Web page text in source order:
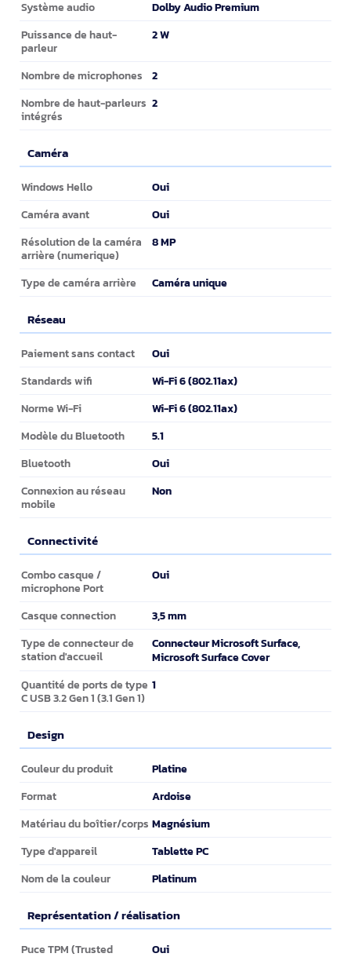
Système audio Dolby Audio Premium
Puissance de haut-
parleur
2 W
Nombre de microphones 2
Nombre de haut-parleurs
intégrés
2
Caméra
Caméra
Windows Hello Oui
Caméra avant Oui
Résolution de la caméra
arrière (numerique)
8 MP
Type de caméra arrière Caméra unique
Réseau
Réseau
Paiement sans contact Oui
Standards wifi Wi-Fi 6 (802.11ax)
Norme Wi-Fi Wi-Fi 6 (802.11ax)
Modèle du Bluetooth 5.1
Bluetooth Oui
Connexion au réseau
mobile
Non
Connectivité
Connectivité
Combo casque /
microphone Port
Oui
Casque connection 3,5 mm
Type de connecteur de
station d'accueil
Connecteur Microsoft Surface,
Microsoft Surface Cover
Quantité de ports de type
C USB 3.2 Gen 1 (3.1 Gen 1)
1
Design
Design
Couleur du produit Platine
Format Ardoise
Matériau du boîtier/corps Magnésium
Type d'appareil Tablette PC
Nom de la couleur Platinum
Représentation / réalisation
Représentation / réalisation
Puce TPM (Trusted
Oui